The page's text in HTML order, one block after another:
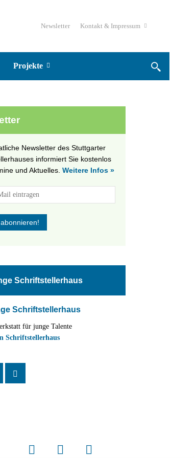
Newsletter Kontakt & Impressum
Projekte
Newsletter des Stuttgarter
informiert Sie kostenlos
und Aktuelles. Weitere Infos »
Schriftstellerhaus
für junge Talente
Schriftstellerhaus